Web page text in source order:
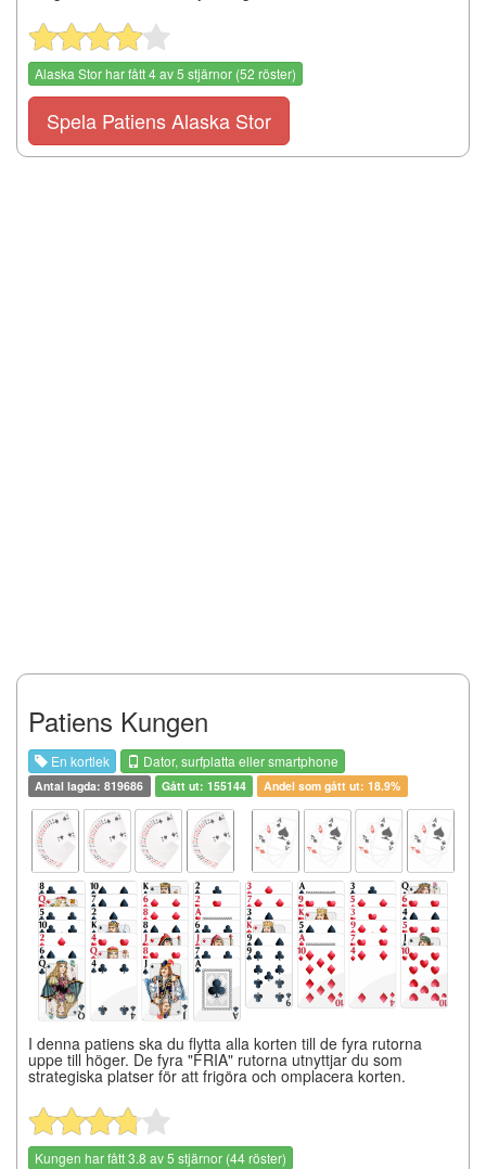
Alaska Storhar fått4av5 stjärnor (52 röster)
Spela Patiens Alaska Stor
Patiens Kungen
En kortlek Dator, surfplatta eller smartphone
Antal lagda: 819686 Gått ut: 155144 Andel som gått ut: 18.9%
I denna patiens ska du flytta alla korten till de fyra rutorna
uppe till höger. De fyra "FRIA" rutorna utnyttjar du som
strategiska platser för att frigöra och omplacera korten.
Kungen har fått3.8 av5 stjärnor (44röster)